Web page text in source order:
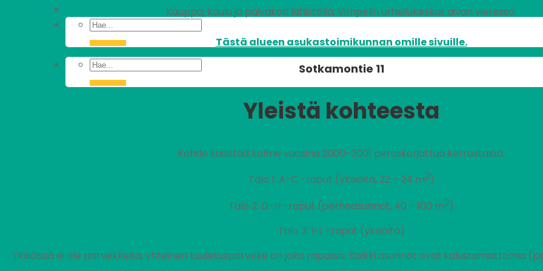
Kauppa, koulu ja päiväkoti lähistöllä, Vimpelin urheilukeskus aivan vieressä.
Tästä alueen asukastoimikunnan omille sivuille.
Sotkamontie 11
Yleistä kohteesta
Kohde käsittää kolme vuosina 2000-2001 peruskorjattua kerrostaloa.
Talo 1: A-C -raput (yksiöitä, 22 - 24 m2 )
Talo 2: D-H -raput (perheasunnot, 40 - 100 m2)
Talo 3: I-L -raput (yksiöitä)
Yksiöissä ei ole parvekkeita, yhteinen tuuletusparveke on joka rapussa. Kaikki asunnot ovat kalustamattomia